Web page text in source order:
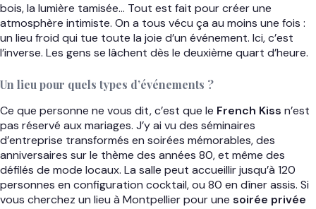
bois, la lumière tamisée… Tout est fait pour créer une
atmosphère intimiste. On a tous vécu ça au moins une fois :
un lieu froid qui tue toute la joie d’un événement. Ici, c’est
l’inverse. Les gens se lâchent dès le deuxième quart d’heure.
Un lieu pour quels types d’événements ?
Ce que personne ne vous dit, c’est que le French Kiss n’est
pas réservé aux mariages. J’y ai vu des séminaires
d’entreprise transformés en soirées mémorables, des
anniversaires sur le thème des années 80, et même des
défilés de mode locaux. La salle peut accueillir jusqu’à 120
personnes en configuration cocktail, ou 80 en dîner assis. Si
vous cherchez un lieu à Montpellier pour une soirée privée